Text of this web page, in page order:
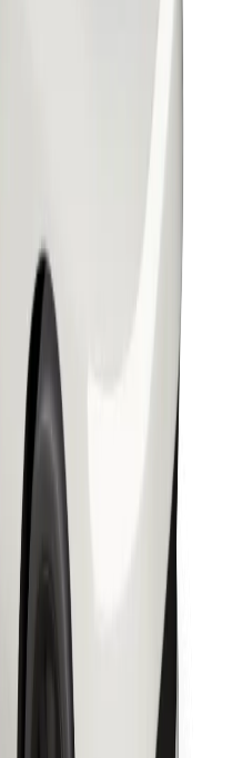
savininkams
minutes!
„Bolt“
„Bolt Food“